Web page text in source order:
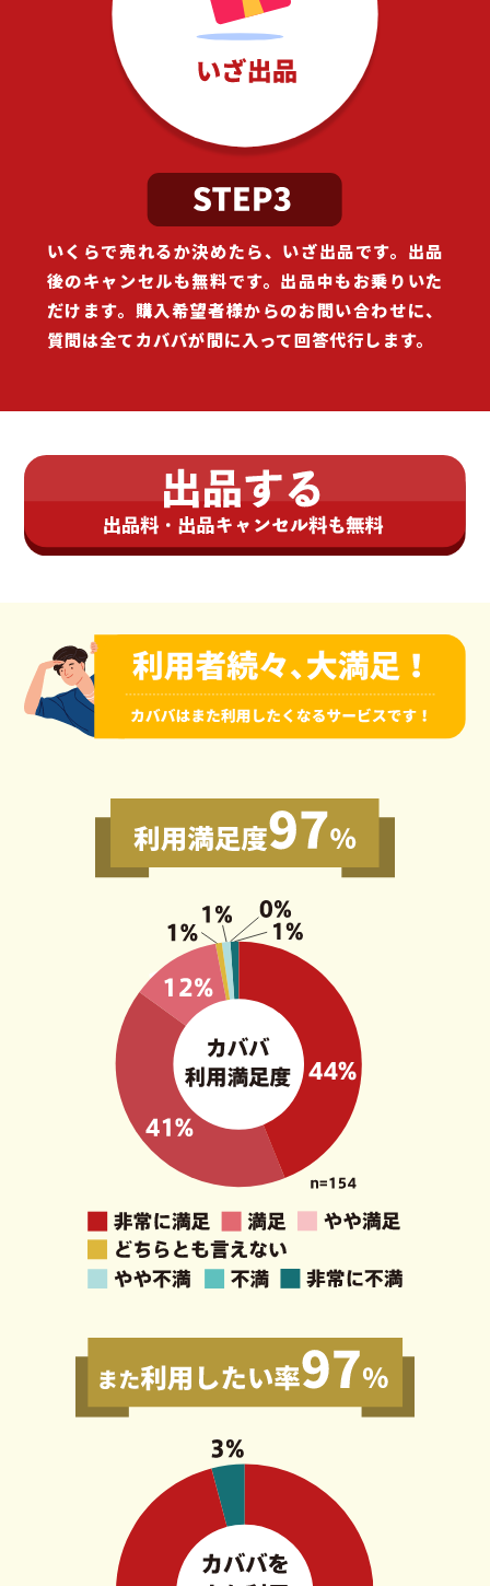
いくらで売れるか決めたら、いざ出品です。出品
後のキャンセルも無料です。出品中もお乗りいた
だけます。購入希望者様からのお問い合わせに、
質問は全てカババが間に入って回答代行します。